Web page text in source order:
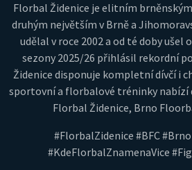
Florbal Židenice je elitním
druhým největším v Brně a
udělal v roce 2002 a od té doby ušel
sezony 2025/26 přihlásil rekordní
Židenice disponuje kompletní dívčí i
sportovní a florbalové tréninky nabízí
Florbal Židenice, Brno
#FlorbalZidenice #BFC
#KdeFlorbalZnamenaVice